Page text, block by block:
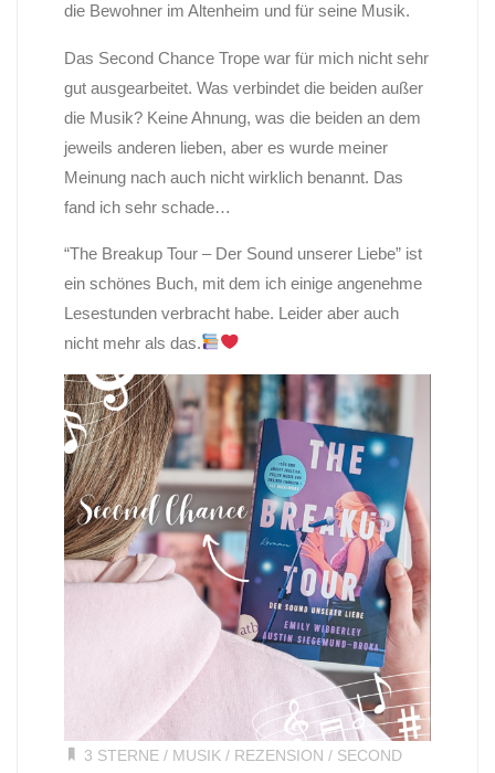
die Bewohner im Altenheim und für seine Musik.
Das Second Chance Trope war für mich nicht sehr
gut ausgearbeitet. Was verbindet die beiden außer
die Musik? Keine Ahnung, was die beiden an dem
jeweils anderen lieben, aber es wurde meiner
Meinung nach auch nicht wirklich benannt. Das
fand ich sehr schade…
“The Breakup Tour – Der Sound unserer Liebe” ist
ein schönes Buch, mit dem ich einige angenehme
Lesestunden verbracht habe. Leider aber auch
nicht mehr als das.
3 STERNE/ MUSIK/ REZENSION / SECOND